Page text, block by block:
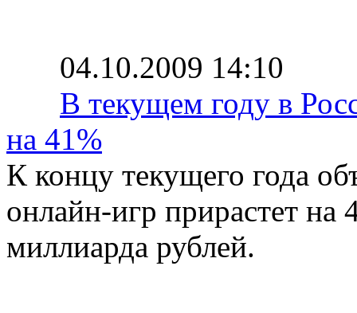
04.10.2009 14:10
В текущем году в
на 41%
К концу текущего года
онлайн-игр прирастет на
миллиарда рублей.